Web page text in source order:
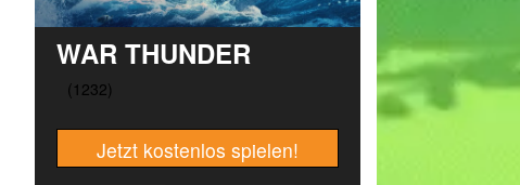
WAR THUNDER
Jetzt kostenlos spielen!